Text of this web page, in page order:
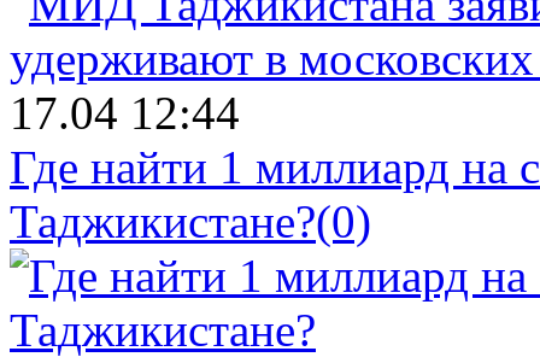
17.04 12:44
Где найти 1 миллиард на
Таджикистане?(0)